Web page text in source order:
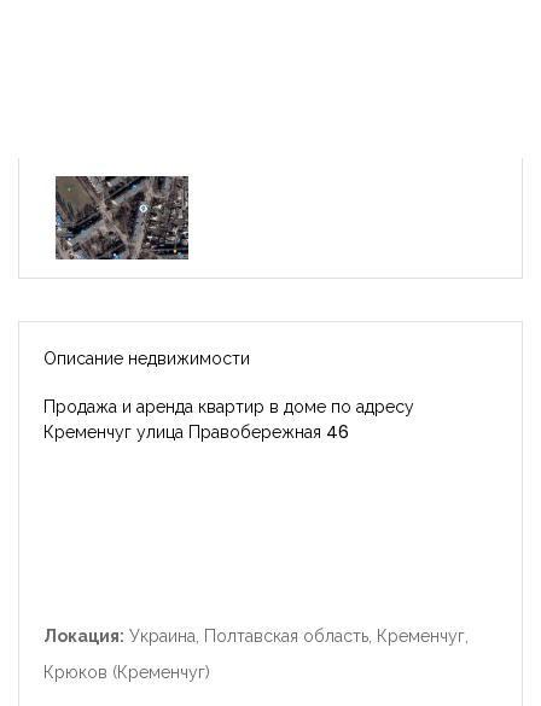
Описание недвижимости
Продажа и аренда квартир в доме по адресу
Кременчуг улица Правобережная 46
Локация: Украина, Полтавская область, Кременчуг,
Крюков (Кременчуг)